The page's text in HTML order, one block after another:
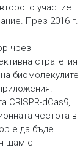
участие
През 2016 г.
чрез
стратегия
биомолекулите
CRISPR-dCas9,
честота в
е да бъде
щам с